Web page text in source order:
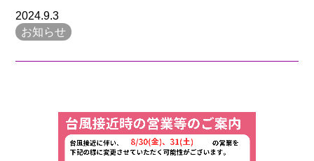
2024.9.3
お知らせ